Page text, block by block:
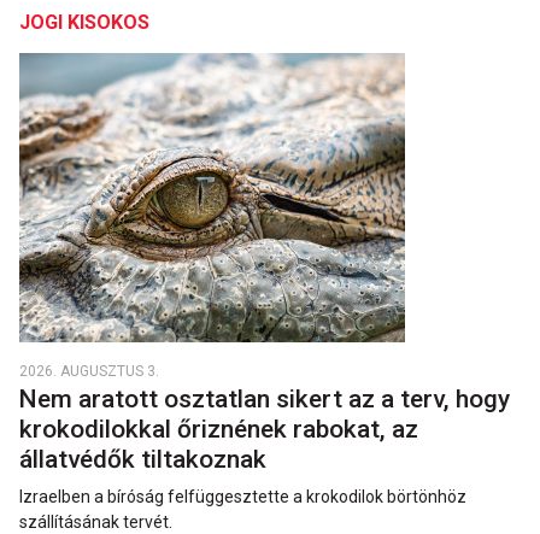
JOGI KISOKOS
2026. AUGUSZTUS 3.
Nem aratott osztatlan sikert az a terv, hogy
krokodilokkal őriznének rabokat, az
állatvédők tiltakoznak
Izraelben a bíróság felfüggesztette a krokodilok börtönhöz
szállításának tervét.